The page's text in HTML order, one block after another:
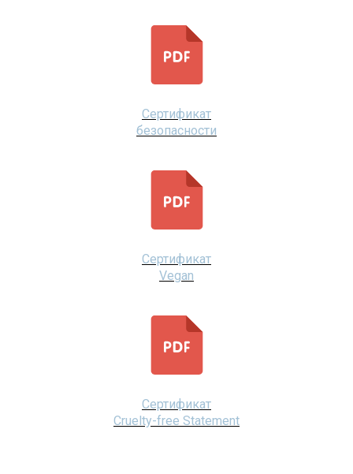
Сертификат
безопасности
Сертификат
Vegan
Сертификат
Cruelty-free Statement